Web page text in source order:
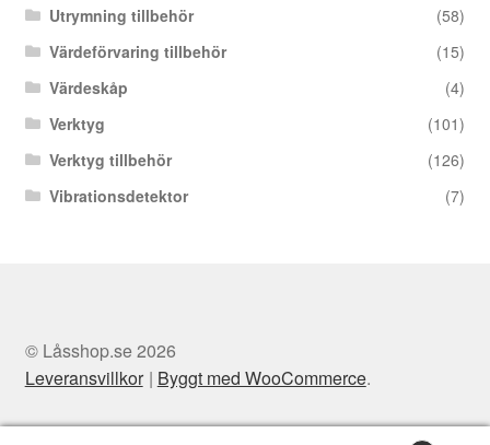
Utrymning tillbehör
(58)
Värdeförvaring tillbehör
(15)
Värdeskåp
(4)
Verktyg
(101)
Verktyg tillbehör
(126)
Vibrationsdetektor
(7)
© Låsshop.se 2026
Leveransvillkor
Byggt med WooCommerce.